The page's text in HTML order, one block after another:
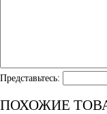
Представьтесь:
ПОХОЖИЕ